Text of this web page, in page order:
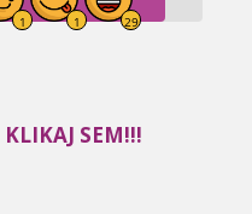
KLIKAJ SEM!!!